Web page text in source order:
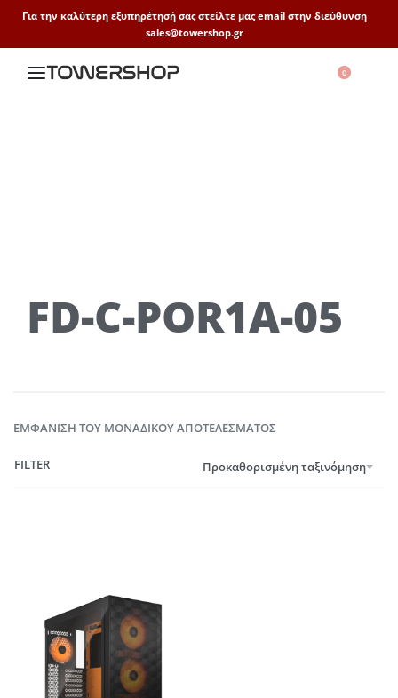
Για την καλύτερη εξυπηρέτησή σας στείλτε μας email στην διεύθυνση
sales@towershop.gr
0
FD-C-POR1A-05
ΕΜΦΆΝΙΣΗ ΤΟΥ ΜΟΝΑΔΙΚΟΎ ΑΠΟΤΕΛΈΣΜΑΤΟΣ
Προκαθορισμένη ταξινόμηση
FILTER